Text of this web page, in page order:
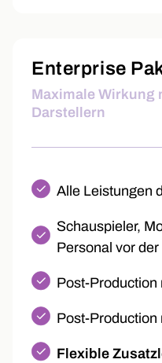
Enterprise
Maximale Wirkung
Darstellern
Alle Leistungen
Schauspieler,
Personal vor
Post-Production
Post-Production
Flexible